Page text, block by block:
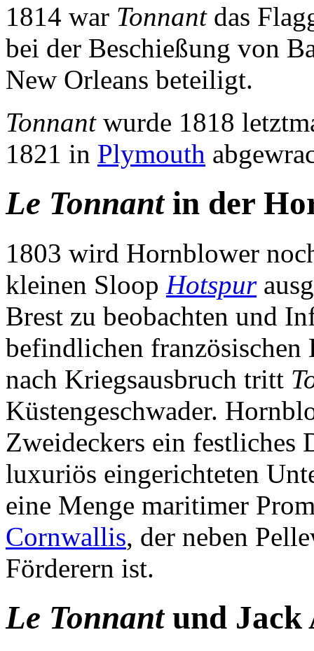
1814 war Tonnantdas
bei der Beschießung von
New Orleans beteiligt.
Tonnantwurde 1818
1821 in Plymouth
Le Tonnantin der
1803 wird Hornblower
kleinen Sloop Hotspur
Brest zu beobachten und
befindlichen
nach Kriegsausbruch tritt
Küstengeschwader.
Zweideckers ein festliches
luxuriös eingerichteten
eine Menge maritimer
Cornwallis, der neben
Förderern ist.
Le Tonnantund Jack